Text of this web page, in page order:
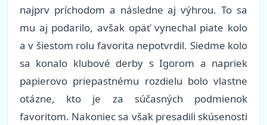
najprv príchodom a následne aj výhrou. To sa
mu aj podarilo, avšak opäť vynechal piate kolo
a v šiestom rolu favorita nepotvrdil. Siedme kolo
sa konalo klubové derby s Igorom a napriek
papierovo priepastnému rozdielu bolo vlastne
otázne, kto je za súčasných podmienok
favoritom. Nakoniec sa však presadili skúsenosti